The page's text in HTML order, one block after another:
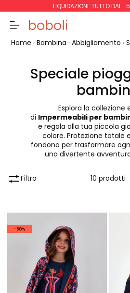
LIQUIDAZIONE TUTTO DAL
Totale
Continua
Home Bambina Abbigliamento
Speciale
Esplora la collezione
di Impermeabili per
e regala alla tua piccola
colore. Protezione totale
fondono per trasformare
una divertente
Filtro 10 prodotti
-50%